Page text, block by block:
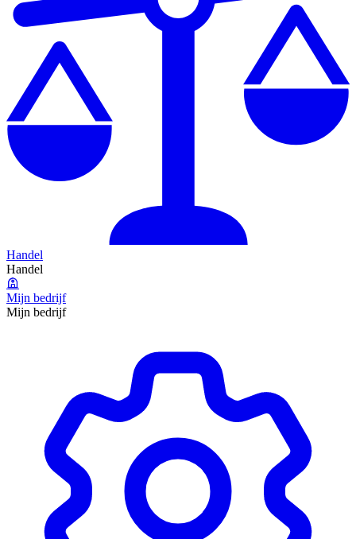
Handel
Handel
Mijn bedrijf
Mijn bedrijf